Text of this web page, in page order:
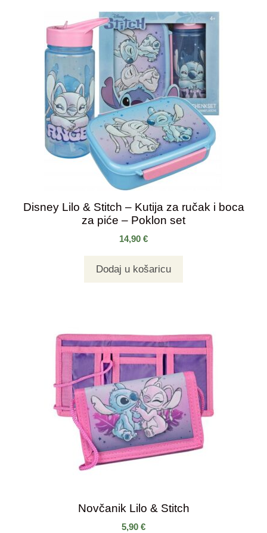
Disney Lilo & Stitch – Kutija za ručak i boca
za piće – Poklon set
14,90 €
Dodaj u košaricu
Novčanik Lilo & Stitch
5,90 €